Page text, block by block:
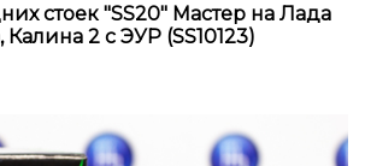
стоек "SS20" Мастер на Лада
Калина 2 с ЭУР (SS10123)